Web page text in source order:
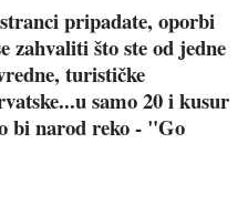
pripadate, oporbi
zahvaliti što ste od jedne
turističke
samo 20 i kusur
bi narod reko - "Go